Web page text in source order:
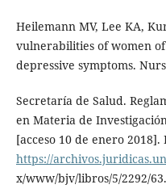
Heilemann MV, Lee KA,
vulnerabilities of women
depressive symptoms.
Secretaría de Salud.
en Materia de
[acceso 10 de enero 2018].
https://
x/www/bjv/libros/5/2292/